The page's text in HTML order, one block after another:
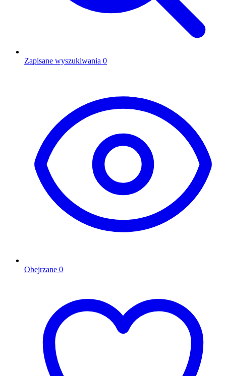
Zapisane wyszukiwania 0
Obejrzane 0